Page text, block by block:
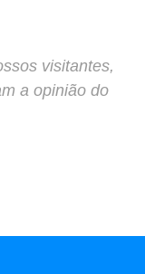
visitantes,
a opinião do